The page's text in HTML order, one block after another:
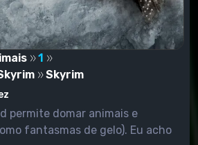
1
Skyrim
permite domar animais e
fantasmas de gelo). Eu acho